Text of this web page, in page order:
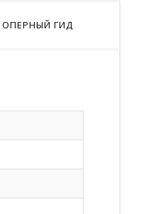
ОПЕРНЫЙ ГИД